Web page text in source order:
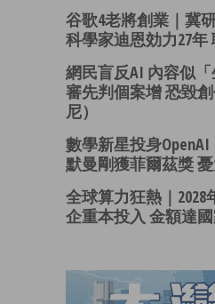
谷歌4老將創業｜冀
科學家迪恩効力27年
網民盲反AI 內容似
審先判個案增 恐毀
尼）
數學新星投身
默曼剛獲菲爾茲獎
全球算力狂熱｜2028
企重本投入 金額達國